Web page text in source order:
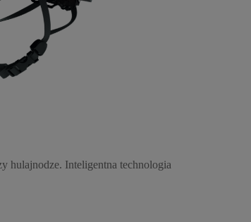
hulajnodze. Inteligentna technologia